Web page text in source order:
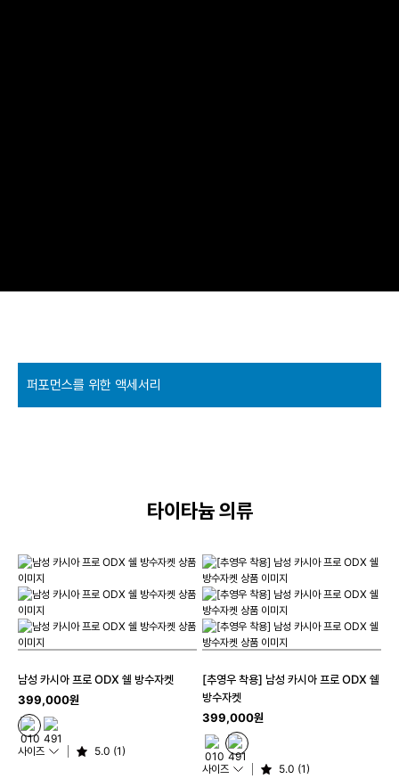
타이타늄 의류
남성 카시아 프로 ODX 쉘 방수자켓
399,000원
사이즈 5.0 (1)
[추영우 착용] 남성 카시아 프로 ODX 쉘
방수자켓
399,000원
사이즈 5.0 (1)